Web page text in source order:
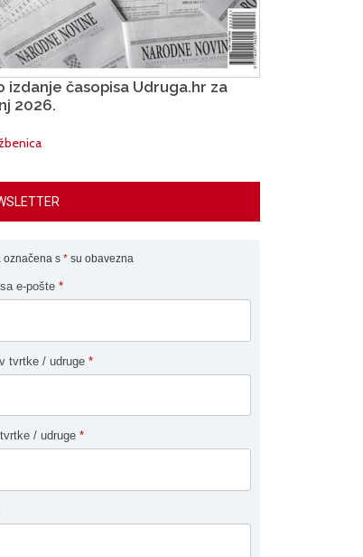
izdanje časopisa Udruga.hr za
2026.
označena s * su obavezna
e-pošte *
tvrtke / udruge *
/ udruge *